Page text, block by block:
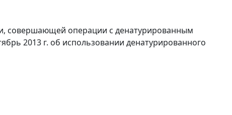
совершающей операции с денатурированным
2013 г. об использовании денатурированного